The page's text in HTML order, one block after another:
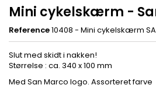
Mini cykelskærm -
Reference10408 - Mini cykelskærm
Slut med skidt i nakken!
Størrelse : ca. 340 x 100 mm
Med San Marco logo. Assorteret farve